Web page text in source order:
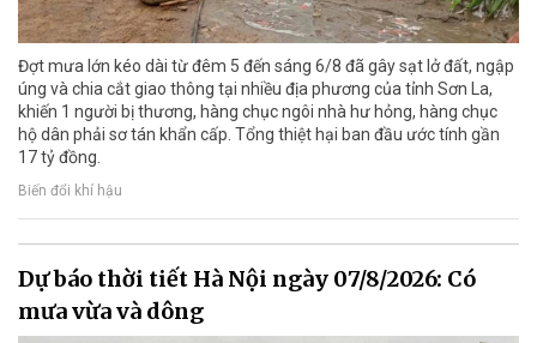
Đợt mưa lớn kéo dài từ đêm 5 đến sáng 6/8 đã gây sạt lở đất, ngập
úng và chia cắt giao thông tại nhiều địa phương của tỉnh Sơn La,
khiến 1 người bị thương, hàng chục ngôi nhà hư hỏng, hàng chục
hộ dân phải sơ tán khẩn cấp. Tổng thiệt hại ban đầu ước tính gần
17 tỷ đồng.
Biến đổi khí hậu
Dự báo thời tiết Hà Nội ngày 07/8/2026: Có
mưa vừa và dông